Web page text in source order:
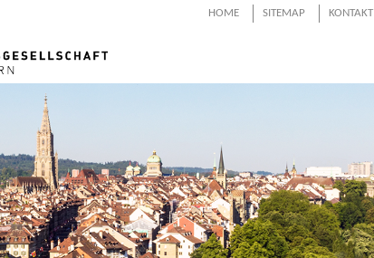
HOME SITEMAP KONTAKT